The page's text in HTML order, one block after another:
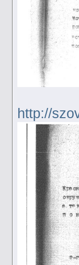
http://